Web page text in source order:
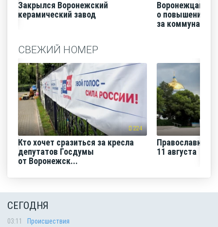
Закрылся Воронежский
керамический завод
Воронежцам
о повышении
за
СВЕЖИЙ НОМЕР
224
Кто хочет сразиться за кресла
депутатов Госдумы
от Воронежск...
Православная
11 августа
СЕГОДНЯ
03:11 Происшествия